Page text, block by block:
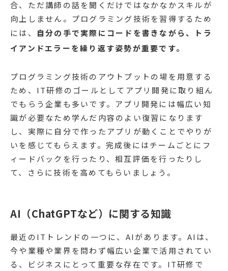
合、ただ講師の話を聞くだけではなかなかスキルが
向上しません。プログラミング技術を習得するため
には、
自分の手で実際にコードを書きながら、トラ
イアンドエラーを繰り返す姿勢が重要です。
プログラミング技術のアウトプットの場を用意する
ため、IT研修のゴールとしてアプリ開発に取り組ん
でもらう企業も多いです。アプリ開発には幅広い知
識が必要なため学んだ内容のよい復習になります
し、実際に自分で作ったアプリが動くことでやりが
いを感じてもらえます。完成後にはチームごとにフ
ィードバックを行ったり、相互評価を行ったりし
て、さらに技術を高めてもらいましょう。
AI（ChatGPTなど）に関する知識
最近のITトレンドの一つに、AIがあります。AIは、
今や業種や業界を問わず幅広い企業で活用されてい
る、ビジネスにとって重要な存在です。IT研修で